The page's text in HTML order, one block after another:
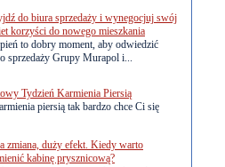
do biura sprzedaży i wynegocjuj swój
korzyści do nowego mieszkania
to dobry moment, aby odwiedzić
sprzedaży Grupy Murapol i...
Tydzień Karmienia Piersią
piersią tak bardzo chce Ci się
zmiana, duży efekt. Kiedy warto
kabinę prysznicową?